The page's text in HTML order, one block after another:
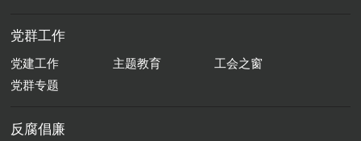
党群工作
党建工作 主题教育
工会之窗
党群专题
反腐倡廉